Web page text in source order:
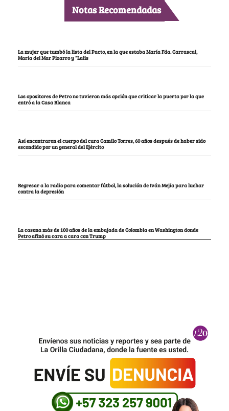
Notas Recomendadas
La mujer que tumbó la lista del Pacto, en la que estaba María Fda. Carrascal,
María del Mar Pizarro y “Lalis
Los opositores de Petro no tuvieron más opción que criticar la puerta por la que
entró a la Casa Blanca
Así encontraron el cuerpo del cura Camilo Torres, 60 años después de haber sido
escondido por un general del Ejército
Regresar a la radio para comentar fútbol, la solución de Iván Mejía para luchar
contra la depresión
La casona más de 100 años de la embajada de Colombia en Washington donde
Petro afinó su cara a cara con Trump